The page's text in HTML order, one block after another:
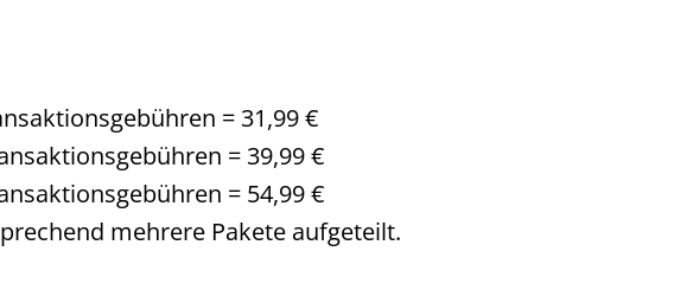
= 31,99 €
= 39,99 €
= 54,99 €
mehrere Pakete aufgeteilt.